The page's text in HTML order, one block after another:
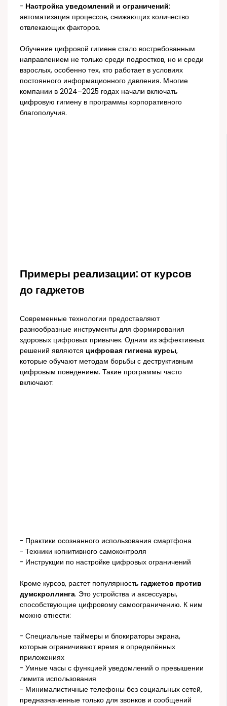
- Настройка уведомлений и ограничений:
автоматизация процессов, снижающих количество
отвлекающих факторов.
Обучение цифровой гигиене стало востребованным
направлением не только среди подростков, но и среди
взрослых, особенно тех, кто работает в условиях
постоянного информационного давления. Многие
компании в 2024–2025 годах начали включать
цифровую гигиену в программы корпоративного
благополучия.
Примеры реализации: от курсов
до гаджетов
Современные технологии предоставляют
разнообразные инструменты для формирования
здоровых цифровых привычек. Одним из эффективных
решений являются цифровая гигиена курсы,
которые обучают методам борьбы с деструктивным
цифровым поведением. Такие программы часто
включают:
- Практики осознанного использования смартфона
- Техники когнитивного самоконтроля
- Инструкции по настройке цифровых ограничений
Кроме курсов, растет популярность гаджетов против
думскроллинга. Это устройства и аксессуары,
способствующие цифровому самоограничению. К ним
можно отнести:
- Специальные таймеры и блокираторы экрана,
которые ограничивают время в определённых
приложениях
- Умные часы с функцией уведомлений о превышении
лимита использования
- Минималистичные телефоны без социальных сетей,
предназначенные только для звонков и сообщений